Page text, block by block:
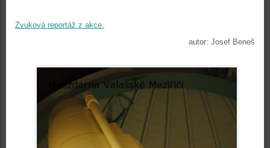
Zvuková reportáž z akce.
autor: Josef Beneš